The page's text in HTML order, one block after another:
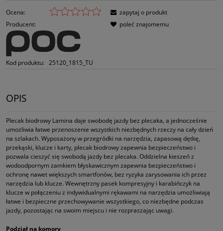
Ocena:
Producent:
Kod produktu: 25120_1815_TU
zapytaj o produkt
poleć znajomemu
OPIS
Plecak biodrowy Lamina daje swobodę jazdy bez plecaka, a jednocześnie
umożliwia łatwe przenoszenie wszystkich niezbędnych rzeczy na cały dzień
na szlakach. Wyposażony w przegródki na narzędzia, zapasową dętkę,
przekąski, klucze i karty, plecak biodrowy zapewnia bezpieczeństwo i
pozwala cieszyć się swobodą jazdy bez plecaka. Oddzielna kieszeń z
wodoodpornym zamkiem błyskawicznym zapewnia bezpieczeństwo i
ochronę nawet większych smartfonów, bez ryzyka zarysowania ich przez
narzędzia lub klucze. Wewnętrzny pasek kompresyjny i karabińczyk na
klucze w połączeniu z indywidualnymi rękawami na narzędzia umożliwiają
łatwe i bezpieczne przechowywanie wszystkiego, co niezbędne podczas
jazdy, pozostając na swoim miejscu i nie rozpraszając uwagi.
Podział na komory